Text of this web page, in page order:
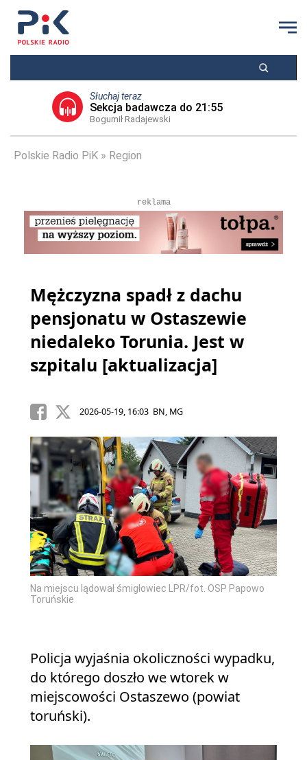
Słuchaj teraz
Sekcja badawcza do 21:55
Bogumił Radajewski
Polskie Radio PiK Region
reklama
Mężczyzna spadł z dachu
pensjonatu w Ostaszewie
niedaleko Torunia. Jest w
szpitalu [aktualizacja]
2026-05-19, 16:03 BN, MG
Na miejscu lądował śmigłowiec LPR/fot. OSP Papowo
Toruńskie
Policja wyjaśnia okoliczności wypadku,
do którego doszło we wtorek w
miejscowości Ostaszewo (powiat
toruński).